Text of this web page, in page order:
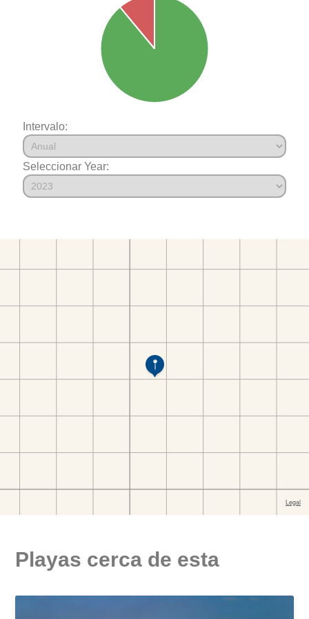
Intervalo:
Seleccionar Year:
Playas cerca de esta